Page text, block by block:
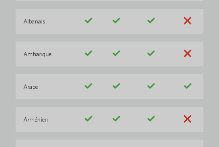
Albanais
Amharique
Arabe
Arménien